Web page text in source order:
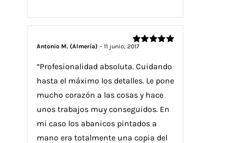
Valorado
Antonio M. (Almería) – 11 junio, 2017
“Profesionalidad absoluta. Cuidando
hasta el máximo los detalles. Le pone
mucho corazón a las cosas y hace
unos trabajos muy conseguidos. En
mi caso los abanicos pintados a
mano era totalmente una copia del